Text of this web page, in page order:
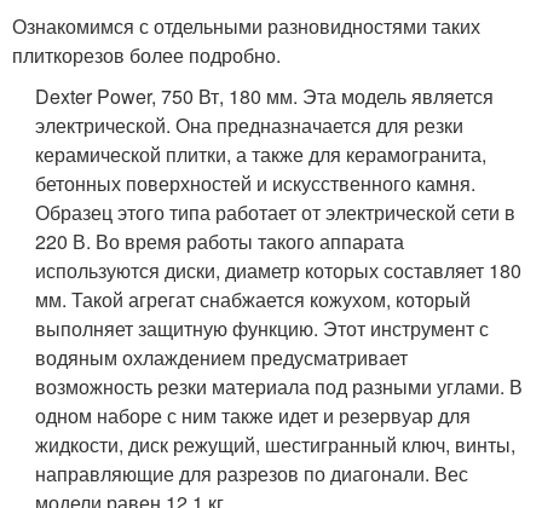
Ознакомимся с отдельными разновидностями таких
плиткорезов более подробно.
Dexter Power, 750 Вт, 180 мм. Эта модель является
электрической. Она предназначается для резки
керамической плитки, а также для керамогранита,
бетонных поверхностей и искусственного камня.
Образец этого типа работает от электрической сети в
220 В. Во время работы такого аппарата
используются диски, диаметр которых составляет 180
мм. Такой агрегат снабжается кожухом, который
выполняет защитную функцию. Этот инструмент с
водяным охлаждением предусматривает
возможность резки материала под разными углами. В
одном наборе с ним также идет и резервуар для
жидкости, диск режущий, шестигранный ключ, винты,
направляющие для разрезов по диагонали. Вес